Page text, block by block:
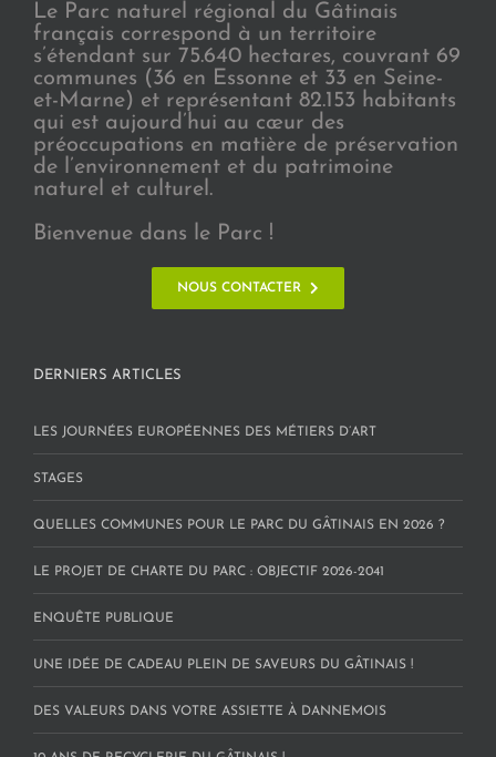
Le Parc naturel régional du Gâtinais
français correspond à un territoire
s’étendant sur 75.640 hectares, couvrant 69
communes (36 en Essonne et 33 en Seine-
et-Marne) et représentant 82.153 habitants
qui est aujourd’hui au cœur des
préoccupations en matière de préservation
de l’environnement et du patrimoine
naturel et culturel.
Bienvenue dans le Parc !
NOUS CONTACTER
DERNIERS ARTICLES
LES JOURNÉES EUROPÉENNES DES MÉTIERS D’ART
STAGES
QUELLES COMMUNES POUR LE PARC DU GÂTINAIS EN 2026 ?
LE PROJET DE CHARTE DU PARC : OBJECTIF 2026-2041
ENQUÊTE PUBLIQUE
UNE IDÉE DE CADEAU PLEIN DE SAVEURS DU GÂTINAIS !
DES VALEURS DANS VOTRE ASSIETTE À DANNEMOIS